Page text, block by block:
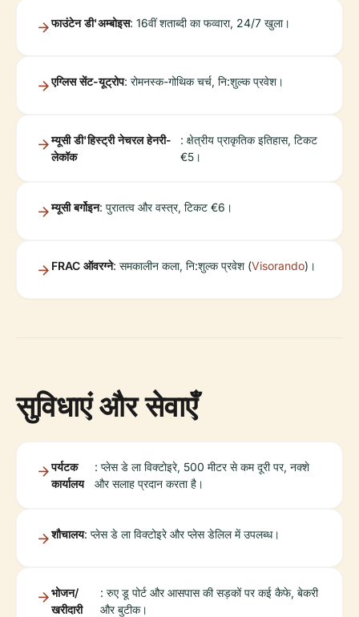
फाउंटेन डी'अम्बोइस: 16वीं शताब्दी का फव्वारा, 24/7 खुला।
एग्लिस सेंट-यूट्रोप: रोमनस्क-गोथिक चर्च, नि:शुल्क प्रवेश।
म्यूसी डी'हिस्ट्री नेचरल हेनरी-
लेकॉक
: क्षेत्रीय प्राकृतिक इतिहास, टिकट
€5।
म्यूसी बर्गोइन: पुरातत्व और वस्त्र, टिकट €6।
FRAC ऑवरग्ने: समकालीन कला, नि:शुल्क प्रवेश (Visorando)।
सुविधाएं और सेवाएँ
पर्यटक
कार्यालय
: प्लेस डे ला विक्टोइरे, 500 मीटर से कम दूरी पर, नक्शे
और सलाह प्रदान करता है।
शौचालय: प्लेस डे ला विक्टोइरे और प्लेस डेलिल में उपलब्ध।
भोजन/
खरीदारी
: रुए डू पोर्ट और आसपास की सड़कों पर कई कैफे, बेकरी
और बुटीक।